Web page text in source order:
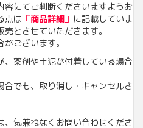
容にてご判断くださいますようお
点は 「商品詳細」 に記載していま
ので現状販売とさせ
ございます。
、薬剤や土泥が付着している場合
でも、取り消し・キャンセルさ
、気兼ねなくお問い合わせくださ